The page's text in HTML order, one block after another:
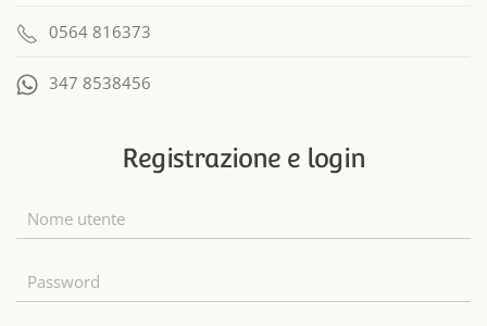
0564 816373
347 8538456
Registrazione e login